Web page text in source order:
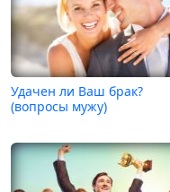
Удачен ли Ваш брак?
(вопросы мужу)